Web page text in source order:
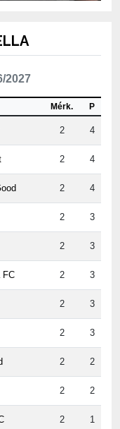
2027
2 4
2 4
2 4
2 3
2 3
2 3
2 3
2 3
2 2
2 2
2 1
2 0